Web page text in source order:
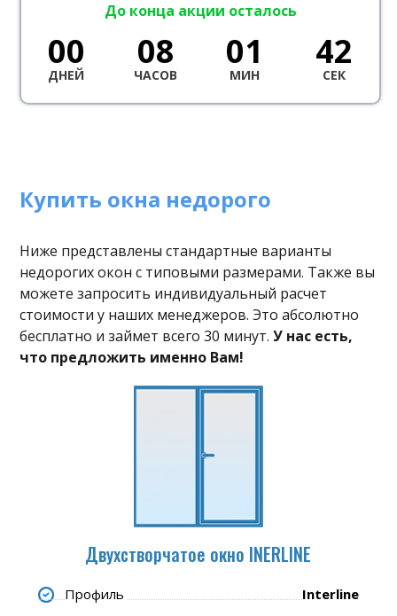
До конца акции осталось
00
ДНЕЙ
08
ЧАСОВ
01
МИН
41
СЕК
Купить окна недорого
Ниже представлены стандартные варианты
недорогих окон с типовыми размерами. Также вы
можете запросить индивидуальный расчет
стоимости у наших менеджеров. Это абсолютно
бесплатно и займет всего 30 минут.У нас есть,
что предложить именно Вам!
Двухстворчатое окно INERLINE
Профиль
Interline